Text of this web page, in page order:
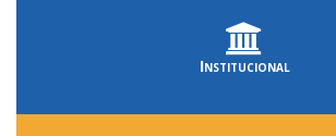
Institucional